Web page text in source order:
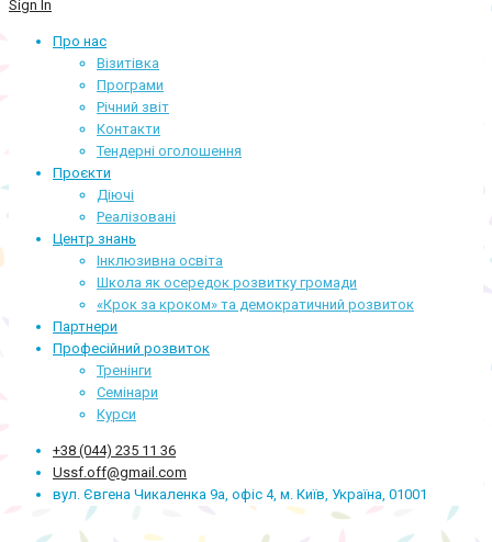
Sign In
Про нас
Візитівка
Програми
Річний звіт
Контакти
Тендерні оголошення
Проєкти
Діючі
Реалізовані
Центр знань
Інклюзивна освіта
Школа як осередок розвитку громади
«Крок за кроком» та демократичний розвиток
Партнери
Професійний розвиток
Тренінги
Семінари
Курси
+38 (044) 235 11 36
Ussf.off@gmail.com
вул. Євгена Чикаленка 9а, офіс 4, м. Київ, Україна, 01001